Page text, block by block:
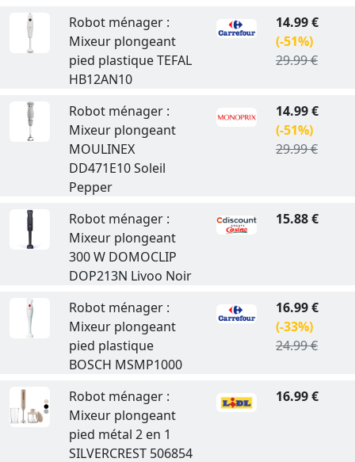
Robot ménager :
Mixeur plongeant
pied plastique TEFAL
HB12AN10
14.99 €
(-51%)
29.99 €
Robot ménager :
Mixeur plongeant
MOULINEX
DD471E10 Soleil
Pepper
14.99 €
(-51%)
29.99 €
Robot ménager :
Mixeur plongeant
300 W DOMOCLIP
DOP213N Livoo Noir
15.88 €
Robot ménager :
Mixeur plongeant
pied plastique
BOSCH MSMP1000
16.99 €
(-33%)
24.99 €
Robot ménager :
Mixeur plongeant
pied métal 2 en 1
SILVERCREST 506854
16.99 €